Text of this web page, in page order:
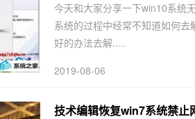
今天和大家分享一下win10系统
系统的过程中经常不知道如何
好的办法去解.....
2019-08-06
技术编辑恢复win7系统禁止